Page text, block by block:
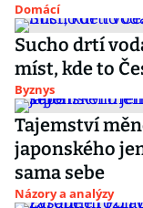
Domácí
Sucho drtí
míst, kde to
Byznys
Tajemství
japonského
sama sebe
Názory a analýzy